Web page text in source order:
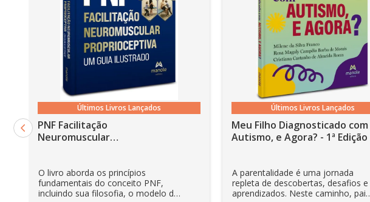
Últimos Livros Lançados
PNF Facilitação
Neuromuscular
O livro aborda os princípios
fundamentais do conceito PNF,
incluindo sua filosofia, o modelo da
Últimos Livros Lançados
Meu Filho Diagnosticado com
Autismo, e Agora? - 1ª Edição
A parentalidade é uma jornada
repleta de descobertas, desafios e
aprendizados. Neste caminho, pais